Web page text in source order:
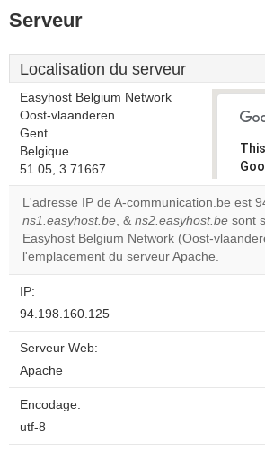
Serveur
Localisation du serveur
Easyhost Belgium Network
Oost-vlaanderen
Gent
Belgique
51.05, 3.71667
L'adresse IP de A-communication.be est
ns1.easyhost.be, & ns2.easyhost.be sont
Easyhost Belgium Network (Oost-
l'emplacement du serveur Apache.
IP:
94.198.160.125
Serveur Web:
Apache
Encodage:
utf-8